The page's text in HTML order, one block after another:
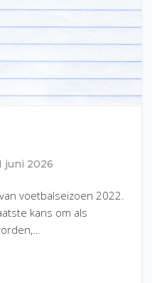
juni 2026
voetbalseizoen 2022.
kans om als